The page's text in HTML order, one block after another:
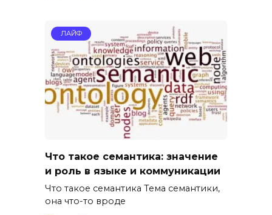
ЛАЙФ
Что такое семантика: значение
и роль в языке и коммуникации
Что такое семантика Тема семантики,
она что-то вроде